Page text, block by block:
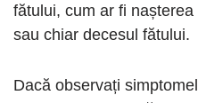
fătului, cum ar fi
sau chiar decesul fătului.
Dacă observați